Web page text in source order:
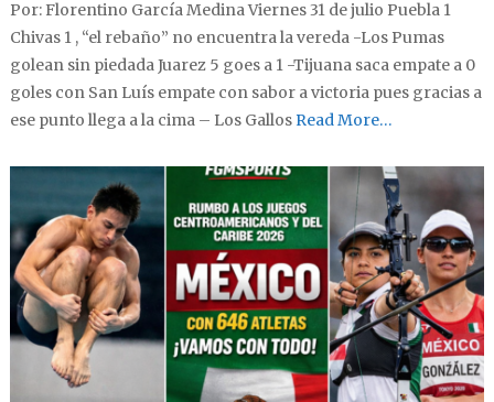
Por: Florentino García Medina Viernes 31 de julio Puebla 1
Chivas 1 , “el rebaño” no encuentra la vereda -Los Pumas
golean sin piedada Juarez 5 goes a 1 -Tijuana saca empate a 0
goles con San Luís empate con sabor a victoria pues gracias a
ese punto llega a la cima – Los GallosRead More…